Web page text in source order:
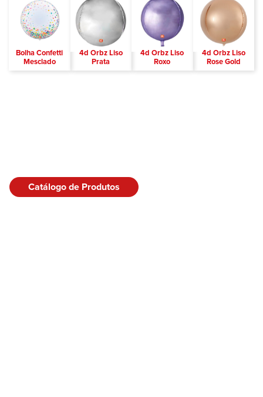
Bolha Confetti
Mesclado
4d Orbz Liso
Prata
4d Orbz Liso
Roxo
4d Orbz Liso
Rose Gold
Catálogo de Produtos